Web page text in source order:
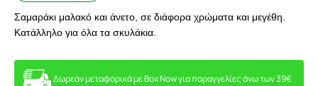
Σαμαράκι μαλακό και άνετο, σε διάφορα χρώματα και μεγέθη.
Κατάλληλο για όλα τα σκυλάκια.
Δωρεάν μεταφορικά με Box Now για παραγγελίες άνω των 39€